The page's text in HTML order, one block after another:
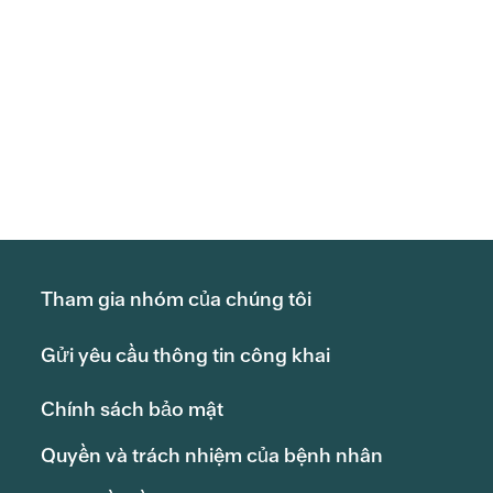
Tham gia nhóm của chúng tôi
Gửi yêu cầu thông tin công khai
Chính sách bảo mật
Quyền và trách nhiệm của bệnh nhân